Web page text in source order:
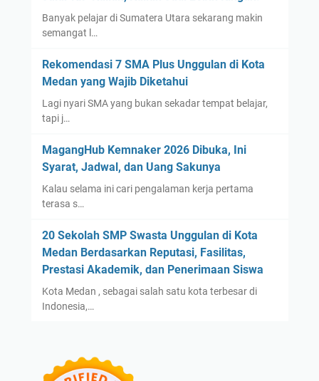
Banyak pelajar di Sumatera Utara sekarang makin
semangat l…
Rekomendasi 7 SMA Plus Unggulan di Kota
Medan yang Wajib Diketahui
Lagi nyari SMA yang bukan sekadar tempat belajar,
tapi j…
MagangHub Kemnaker 2026 Dibuka, Ini
Syarat, Jadwal, dan Uang Sakunya
Kalau selama ini cari pengalaman kerja pertama
terasa s…
20 Sekolah SMP Swasta Unggulan di Kota
Medan Berdasarkan Reputasi, Fasilitas,
Prestasi Akademik, dan Penerimaan Siswa
Kota Medan , sebagai salah satu kota terbesar di
Indonesia,…